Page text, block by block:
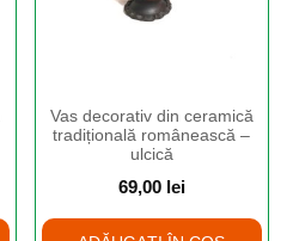
Vas decorativ din ceramică
tradițională românească –
ulcică
69,00 lei